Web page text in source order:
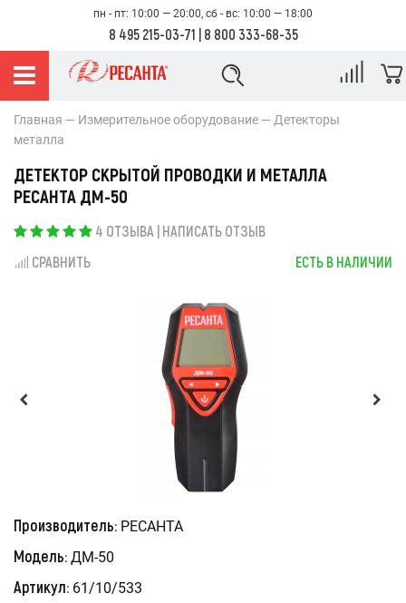
пн - пт: 10:00 — 20:00, сб - вс: 10:00 — 18:00
8 495 215-03-71 | 8 800 333-68-35
Главная Измерительное оборудование
Детекторы
металла
ДЕТЕКТОР СКРЫТОЙ ПРОВОДКИ И МЕТАЛЛА
РЕСАНТА ДМ-50
4 ОТЗЫВА | НАПИСАТЬ ОТЗЫВ
СРАВНИТЬ
ЕСТЬ В НАЛИЧИИ
Производитель: РЕСАНТА
Модель: ДМ-50
Артикул: 61/10/533